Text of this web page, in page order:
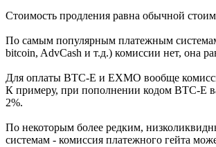
Стоимость продления равна обычной
По самым популярным платежным
bitcoin, AdvCash и т.д.) комиссии нет, она
Для оплаты BTC-E и EXMO вообще
К примеру, при пополнении кодом BTC-E
2%.
По некоторым более редким,
системам - комиссия платежного гейта